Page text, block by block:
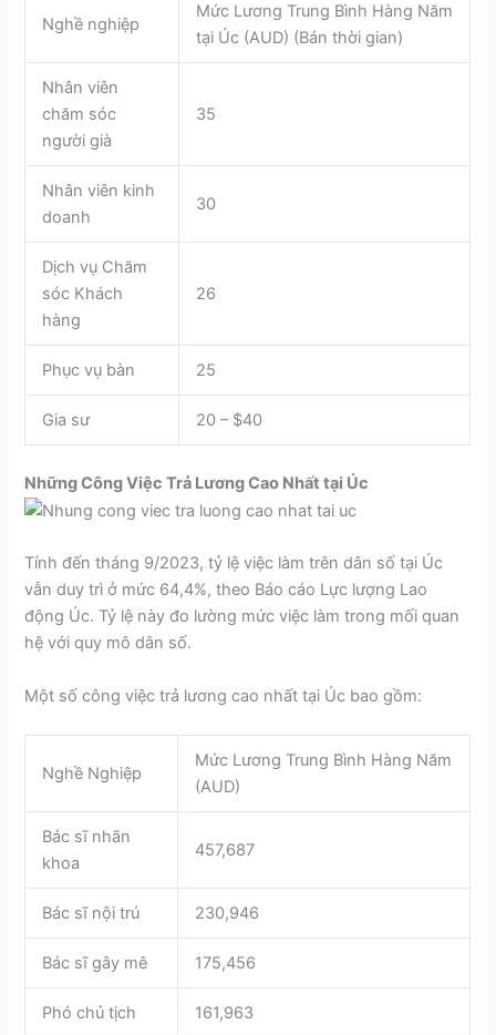
Nghề nghiệp
Mức Lương Trung Bình Hàng Năm
tại Úc (AUD) (Bán thời gian)
Nhân viên
chăm sóc
người già
35
Nhân viên kinh
doanh
30
Dịch vụ Chăm
sóc Khách
hàng
26
Phục vụ bàn 25
Gia sư 20 – $40
Những Công Việc Trả Lương Cao Nhất tại Úc
Tính đến tháng 9/2023, tỷ lệ việc làm trên dân số tại Úc
vẫn duy trì ở mức 64,4%, theo Báo cáo Lực lượng Lao
động Úc. Tỷ lệ này đo lường mức việc làm trong mối quan
hệ với quy mô dân số.
Một số công việc trả lương cao nhất tại Úc bao gồm:
Nghề Nghiệp
Mức Lương Trung Bình Hàng Năm
(AUD)
Bác sĩ nhãn
khoa
457,687
Bác sĩ nội trú 230,946
Bác sĩ gây mê 175,456
Phó chủ tịch 161,963